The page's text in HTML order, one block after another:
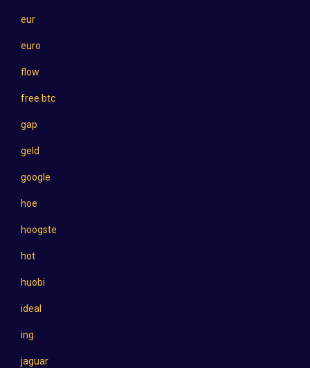
eur
euro
flow
free btc
gap
geld
google
hoe
hoogste
hot
huobi
ideal
ing
jaguar